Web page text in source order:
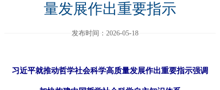
量发展作出重要指示
发布时间：2026-05-18
习近平就推动哲学社会科学高质量发展作出重要指示强调